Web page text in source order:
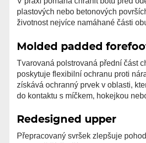
plastových nebo betonových
životnost nejvíce namáhané části
Molded padded
Tvarovaná polstrovaná přední část
poskytuje flexibilní ochranu proti
získává ochranný prvek v oblasti,
do kontaktu s míčkem, hokejkou
Redesigned upper
Přepracovaný svršek zlepšuje